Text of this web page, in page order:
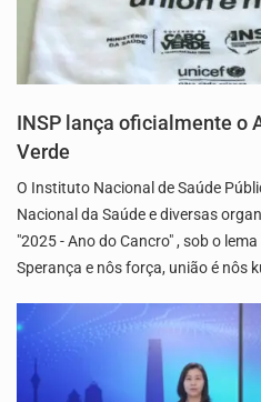
INSP lança oficialmente o
Verde
O Instituto Nacional de Saúde
Nacional da Saúde e diversas
"2025 - Ano do Cancro" , sob o
Sperança e nôs força, união é nôs